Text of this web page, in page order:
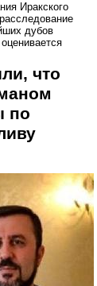
Иракского
дубов
что
по